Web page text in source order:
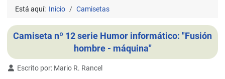
Está aquí: Inicio Camisetas
Camiseta nº 12 serie Humor informático: "Fusión
hombre - máquina"
Detalles
Escrito por: Mario R. Rancel